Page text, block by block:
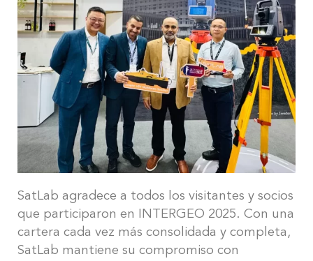
SatLab agradece a todos los visitantes y socios
que participaron en INTERGEO 2025. Con una
cartera cada vez más consolidada y completa,
SatLab mantiene su compromiso con